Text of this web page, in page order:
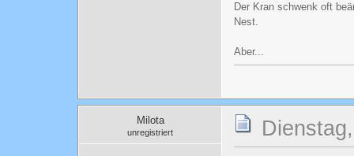
Der Kran schwenk oft
Nest.
Aber...
Milota
unregistriert